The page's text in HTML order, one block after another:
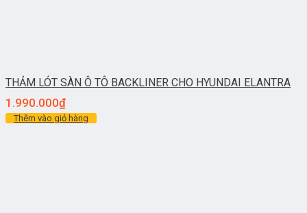
THẢM LÓT SÀN Ô TÔ BACKLINER CHO HYUNDAI ELANTRA
1.990.000₫
Thêm vào giỏ hàng